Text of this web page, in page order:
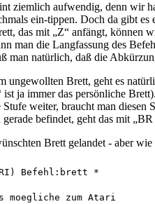
ziemlich aufwendig, denn wir
ein-tippen. Doch da gibt
das mit „Z“ anfängt, können
man die Langfassung des
man natürlich, daß die
ungewollten Brett, geht es
ja immer das persönliche
weiter, braucht man
befindet, geht das mit
Brett gelandet - aber
Befehl:brett *
moegliche zum Atari